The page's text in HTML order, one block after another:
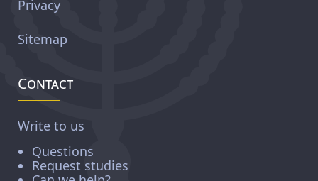
Privacy
Sitemap
Contact
Write to us
Questions
Request studies